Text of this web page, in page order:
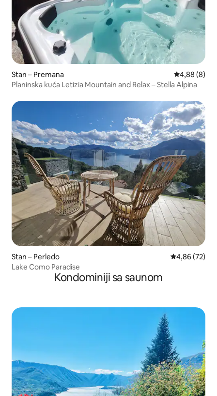
Stan – Premana Prosječna
4,88 (8)
Planinska kuća Letizia Mountain and Relax – Stella Alpina
Stan – Perledo Prosječna
4,86 (72)
Lake Como Paradise
Kondominiji sa saunom